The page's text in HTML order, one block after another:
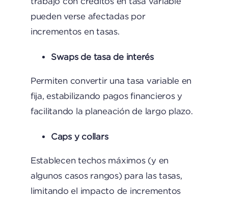
pueden verse afectadas por
incrementos en tasas.
Swaps de tasa de interés
Permiten convertir una tasa variable en
fija, estabilizando pagos financieros y
facilitando la planeación de largo plazo.
Caps y collars
Establecen techos máximos (y en
algunos casos rangos) para las tasas,
limitando el impacto de incrementos